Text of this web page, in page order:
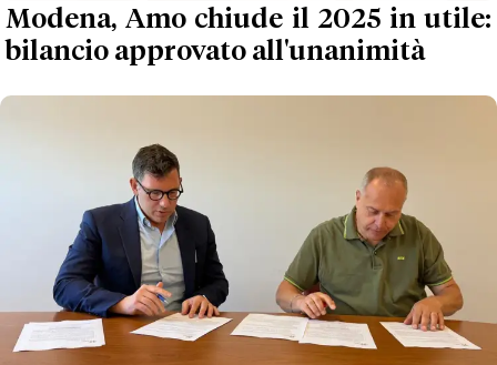
Modena, Amo chiude il 2025 in utile:
bilancio approvato all'unanimità